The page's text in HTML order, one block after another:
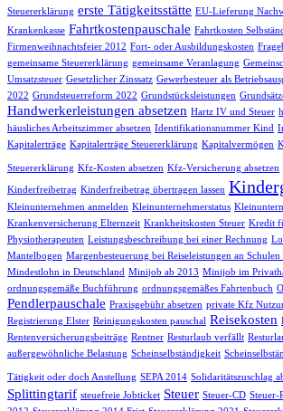
Steuererklärung erste Tätigkeitsstätte EU-Lieferung
Krankenkasse Fahrtkostenpauschale Fahrtkosten
Firmenweihnachtsfeier 2012 Fort- oder Ausbildungskosten
gemeinsame Steuererklärung gemeinsame Veranlagung
Umsatzsteuer Gesetzlicher Zinssatz Gewerbesteuer als
2022 Grundsteuerreform 2022 Grundstücksleistungen
Handwerkerleistungen absetzen Hartz IV und Steuer
häusliches Arbeitszimmer absetzen Identifikationsnummer Kind
Kapitalerträge Kapitalerträge Steuererklärung Kapitalvermögen
Steuererklärung Kfz-Kosten absetzen Kfz-Versicherung absetzen
Kinderfreibetrag Kinderfreibetrag übertragen lassen
Kleinunternehmen anmelden Kleinunternehmerstatus
Krankenversicherung Elternzeit Krankheitskosten Steuer Kredit
Physiotherapeuten Leistungsbeschreibung bei einer Rechnung
Mantelbogen Margenbesteuerung bei Reiseleistungen an
Mindestlohn in Deutschland Minijob ab 2013 Minijob im
ordnungsgemäße Buchführung ordnungsgemäßes Fahrtenbuch
Pendlerpauschale Praxisgebühr absetzen private Kfz
Registrierung Elster Reinigungskosten pauschal Reisekosten
Rentenversicherungsbeiträge Rentner Resturlaub verfällt
außergewöhnliche Belastung Scheinselbständigkeit
Tätigkeit oder doch Anstellung SEPA 2014 Solidaritätszuschlag
Splittingtarif steuefreie Jobticket Steuer Steuer-CD Steuer-